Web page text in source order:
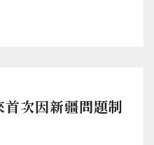
次因新疆問題制